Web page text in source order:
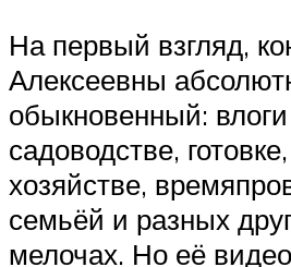
На первый взгляд,
Алексеевны
обыкновенный:
садоводстве,
хозяйстве,
семьёй и разных
мелочах. Но её